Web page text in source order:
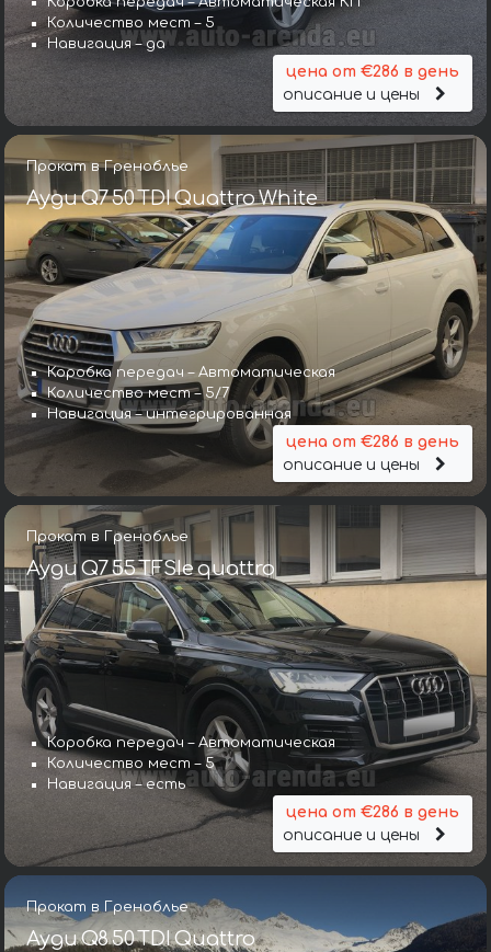
Количество мест – 5
Навигация – да
цена от €286 в день
описание и цены
Прокат в Греноблье
Ауди Q7 50 TDI Quattro White
Коробка передач – Автоматическая
Количество мест – 5/7
Навигация – интегрированная
цена от €286 в день
описание и цены
Прокат в Греноблье
Ауди Q7 55 TFSIe quattro
Коробка передач – Автоматическая
Количество мест – 5
Навигация – есть
цена от €286 в день
описание и цены
Прокат в Греноблье
Ауди Q8 50 TDI Quattro